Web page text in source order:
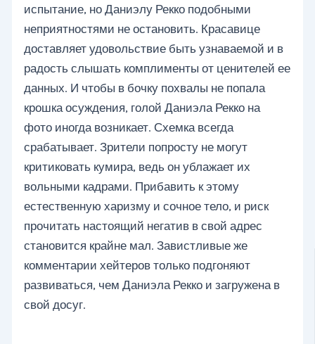
испытание, но Даниэлу Рекко подобными
неприятностями не остановить. Красавице
доставляет удовольствие быть узнаваемой и в
радость слышать комплименты от ценителей ее
данных. И чтобы в бочку похвалы не попала
крошка осуждения, голой Даниэла Рекко на
фото иногда возникает. Схемка всегда
срабатывает. Зрители попросту не могут
критиковать кумира, ведь он ублажает их
вольными кадрами. Прибавить к этому
естественную харизму и сочное тело, и риск
прочитать настоящий негатив в свой адрес
становится крайне мал. Завистливые же
комментарии хейтеров только подгоняют
развиваться, чем Даниэла Рекко и загружена в
свой досуг.